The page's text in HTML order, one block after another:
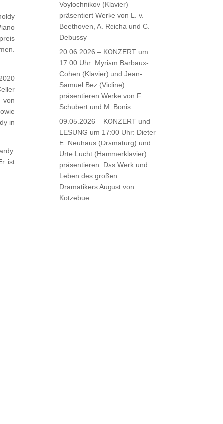
von
in
ist
Voylochnikov (Klavier)
präsentiert Werke von L. v.
Beethoven, A. Reicha und C.
Debussy
20.06.2026 – KONZERT um
17:00 Uhr: Myriam Barbaux-
Cohen (Klavier) und Jean-
Samuel Bez (Violine)
präsentieren Werke von F.
Schubert und M. Bonis
09.05.2026 – KONZERT und
LESUNG um 17:00 Uhr: Dieter
E. Neuhaus (Dramaturg) und
Urte Lucht (Hammerklavier)
präsentieren: Das Werk und
Leben des großen
Dramatikers August von
Kotzebue